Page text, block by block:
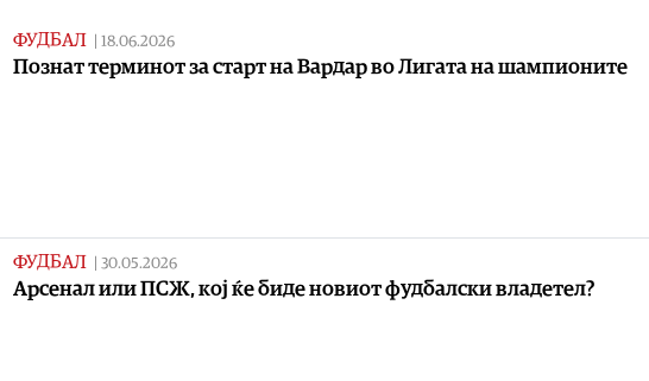
ФУДБАЛ | 18.06.2026
Познат терминот за старт на Вардар во Лигата на шампионите
ФУДБАЛ | 30.05.2026
Арсенал или ПСЖ, кој ќе биде новиот фудбалски владетел?